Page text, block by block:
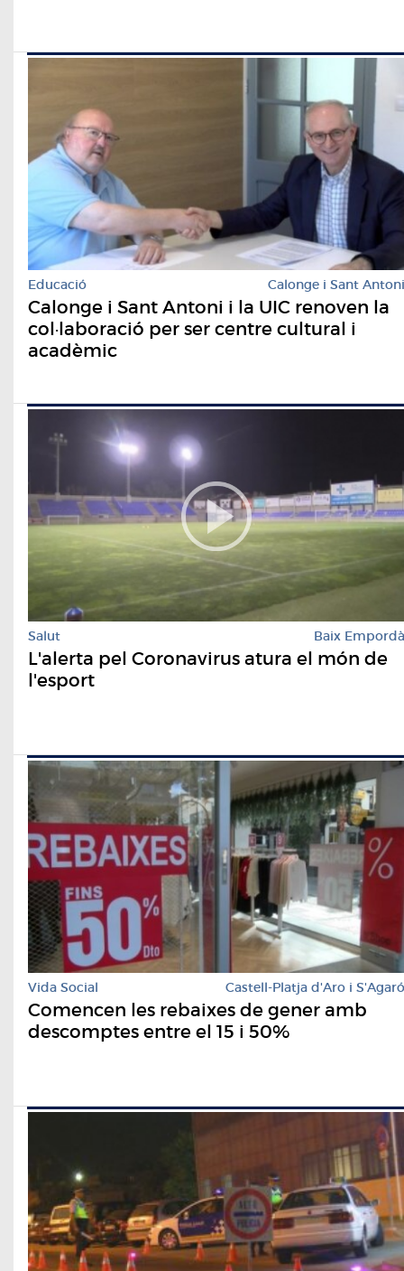
Educació Calonge i Sant Antoni
Calonge i Sant Antoni i la UIC renoven la
col·laboració per ser centre cultural i
acadèmic
Salut Baix Empordà
L'alerta pel Coronavirus atura el món de
l'esport
Vida Social Castell-Platja d'Aro i S'Agaró
Comencen les rebaixes de gener amb
descomptes entre el 15 i 50%